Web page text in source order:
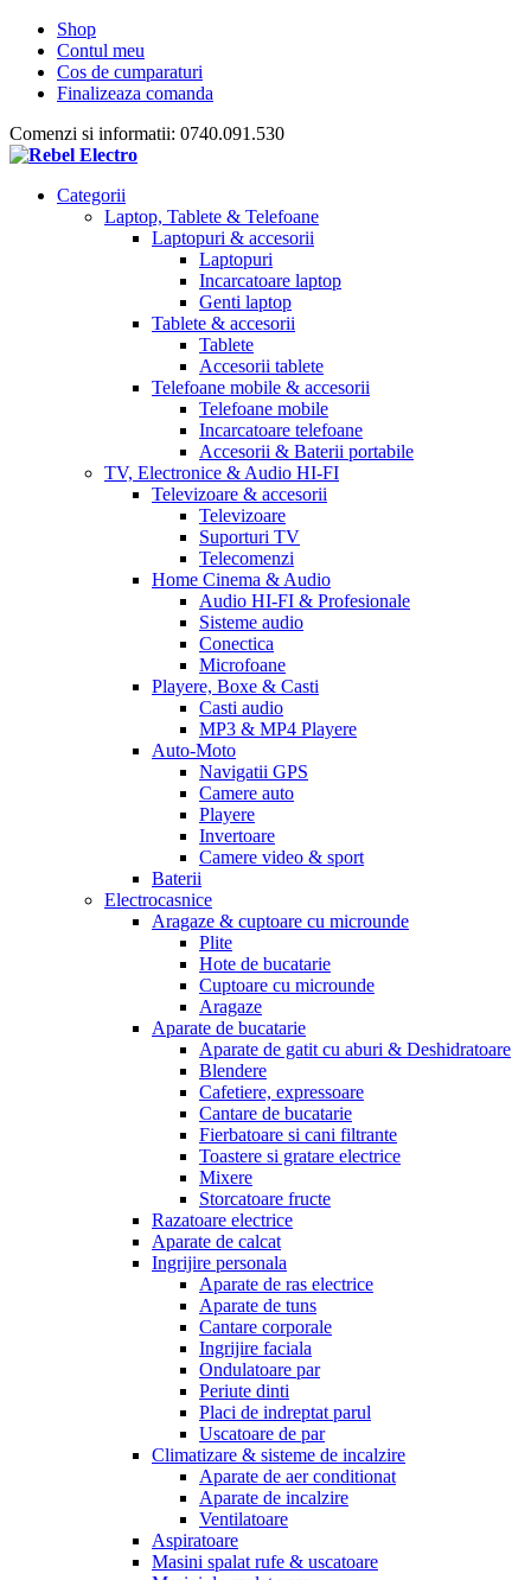
Shop
Contul meu
Cos de cumparaturi
Finalizeaza comanda
Comenzi si informatii: 0740.091.530
Categorii
Laptop, Tablete & Telefoane
Laptopuri & accesorii
Laptopuri
Incarcatoare laptop
Genti laptop
Tablete & accesorii
Tablete
Accesorii tablete
Telefoane mobile & accesorii
Telefoane mobile
Incarcatoare telefoane
Accesorii & Baterii portabile
TV, Electronice & Audio HI-FI
Televizoare & accesorii
Televizoare
Suporturi TV
Telecomenzi
Home Cinema & Audio
Audio HI-FI & Profesionale
Sisteme audio
Conectica
Microfoane
Playere, Boxe & Casti
Casti audio
MP3 & MP4 Playere
Auto-Moto
Navigatii GPS
Camere auto
Playere
Invertoare
Camere video & sport
Baterii
Electrocasnice
Aragaze & cuptoare cu microunde
Plite
Hote de bucatarie
Cuptoare cu microunde
Aragaze
Aparate de bucatarie
Aparate de gatit cu aburi & Deshidratoare
Blendere
Cafetiere, expressoare
Cantare de bucatarie
Fierbatoare si cani filtrante
Toastere si gratare electrice
Mixere
Storcatoare fructe
Razatoare electrice
Aparate de calcat
Ingrijire personala
Aparate de ras electrice
Aparate de tuns
Cantare corporale
Ingrijire faciala
Ondulatoare par
Periute dinti
Placi de indreptat parul
Uscatoare de par
Climatizare & sisteme de incalzire
Aparate de aer conditionat
Aparate de incalzire
Ventilatoare
Aspiratoare
Masini spalat rufe & uscatoare